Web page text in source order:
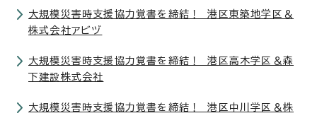
大規模災害時支援協力覚書を締結！ 港区東築地学区＆
株式会社アビヅ
大規模災害時支援協力覚書を締結！ 港区高木学区＆森
下建設株式会社
大規模災害時支援協力覚書を締結！ 港区中川学区＆株